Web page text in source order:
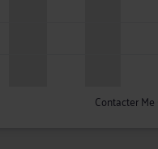
Contacter